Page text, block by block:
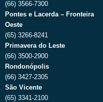
(66) 3566-7300
Pontes e Lacerda – Fronteira
Oeste
(65) 3266-8241
Primavera do Leste
(66) 3500-2900
Rondonópolis
(66) 3427-2305
São Vicente
(65) 3341-2100